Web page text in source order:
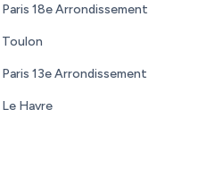
Paris 18e Arrondissement
Toulon
Paris 13e Arrondissement
Le Havre